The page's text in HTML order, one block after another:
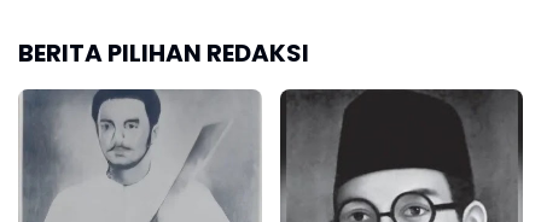
BERITA PILIHAN REDAKSI